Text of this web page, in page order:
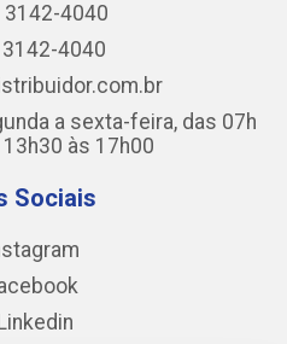
3142-4040
4040
a sexta-feira, das 07h
às 17h00
Sociais
Linkedin